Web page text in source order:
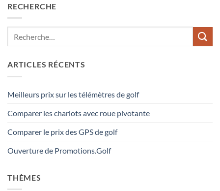
RECHERCHE
ARTICLES RÉCENTS
Meilleurs prix sur les télémètres de golf
Comparer les chariots avec roue pivotante
Comparer le prix des GPS de golf
Ouverture de Promotions.Golf
THÈMES